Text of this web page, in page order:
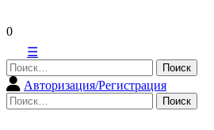
0
☰
Найти:
Авторизация/Регистрация
Найти: